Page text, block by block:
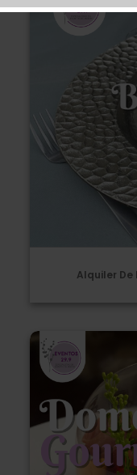
Alquiler
Domo Gourmet